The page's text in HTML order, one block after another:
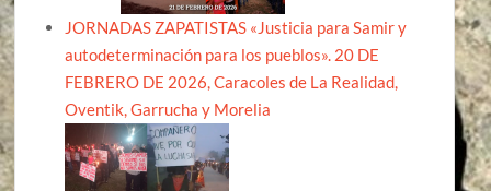
JORNADAS ZAPATISTAS «Justicia para Samir y
autodeterminación para los pueblos». 20 DE
FEBRERO DE 2026, Caracoles de La Realidad,
Oventik, Garrucha y Morelia